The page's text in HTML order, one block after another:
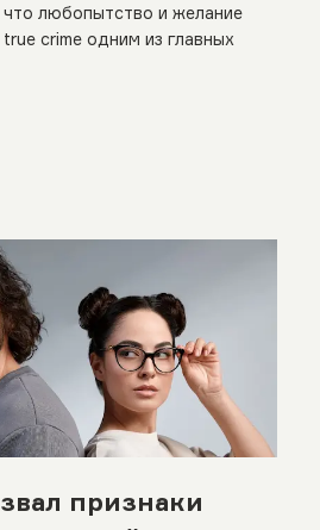
любопытство и желание
crime одним из главных
признаки